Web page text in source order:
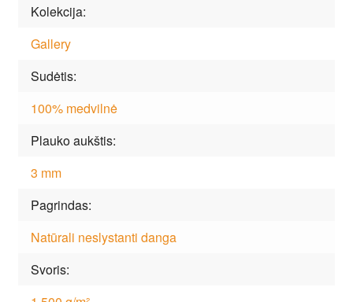
Kolekcija
Gallery
Sudėtis
100% medvilnė
Plauko aukštis
3 mm
Pagrindas
Natūrali neslystanti danga
Svoris